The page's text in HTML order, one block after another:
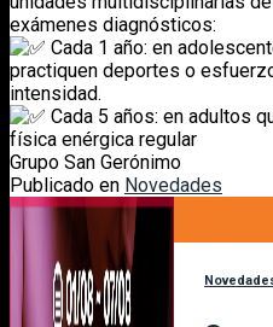
exámenes diagnósticos:
Cada 1 año: en
practiquen deportes o
intensidad.
Cada 5 años: en adultos
física enérgica regular
Grupo San Gerónimo
Publicado en Novedades